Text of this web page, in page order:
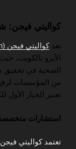
كواليتي فيجن:
تعدكواليتي فيجن (Quality Vision)
الأيزو بالكويت،
من المؤسسات لرفع
تعتبر الخيار
استشارات
تعتمد كواليتي